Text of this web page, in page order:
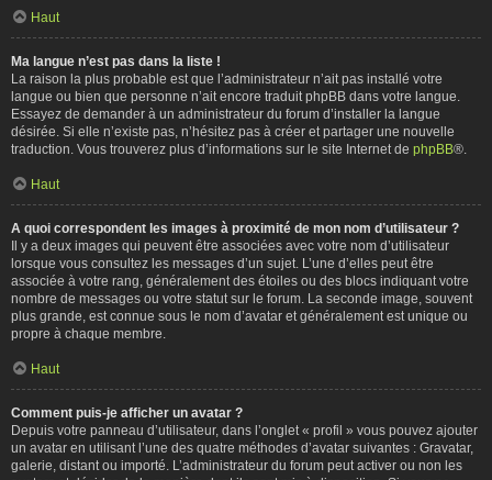
Haut
Ma langue n’est pas dans la liste !
La raison la plus probable est que l’administrateur n’ait pas installé votre
langue ou bien que personne n’ait encore traduit phpBB dans votre langue.
Essayez de demander à un administrateur du forum d’installer la langue
désirée. Si elle n’existe pas, n’hésitez pas à créer et partager une nouvelle
traduction. Vous trouverez plus d’informations sur le site Internet de phpBB®.
Haut
A quoi correspondent les images à proximité de mon nom d’utilisateur ?
Il y a deux images qui peuvent être associées avec votre nom d’utilisateur
lorsque vous consultez les messages d’un sujet. L’une d’elles peut être
associée à votre rang, généralement des étoiles ou des blocs indiquant votre
nombre de messages ou votre statut sur le forum. La seconde image, souvent
plus grande, est connue sous le nom d’avatar et généralement est unique ou
propre à chaque membre.
Haut
Comment puis-je afficher un avatar ?
Depuis votre panneau d’utilisateur, dans l’onglet « profil » vous pouvez ajouter
un avatar en utilisant l’une des quatre méthodes d’avatar suivantes : Gravatar,
galerie, distant ou importé. L’administrateur du forum peut activer ou non les